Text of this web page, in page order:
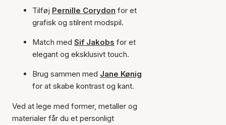
Tilføj Pernille Corydon for et
grafisk og stilrent modspil.
Match med Sif Jakobs for et
elegant og eksklusivt touch.
Brug sammen med Jane Kønig
for at skabe kontrast og kant.
Ved at lege med former, metaller og
materialer får du et personligt